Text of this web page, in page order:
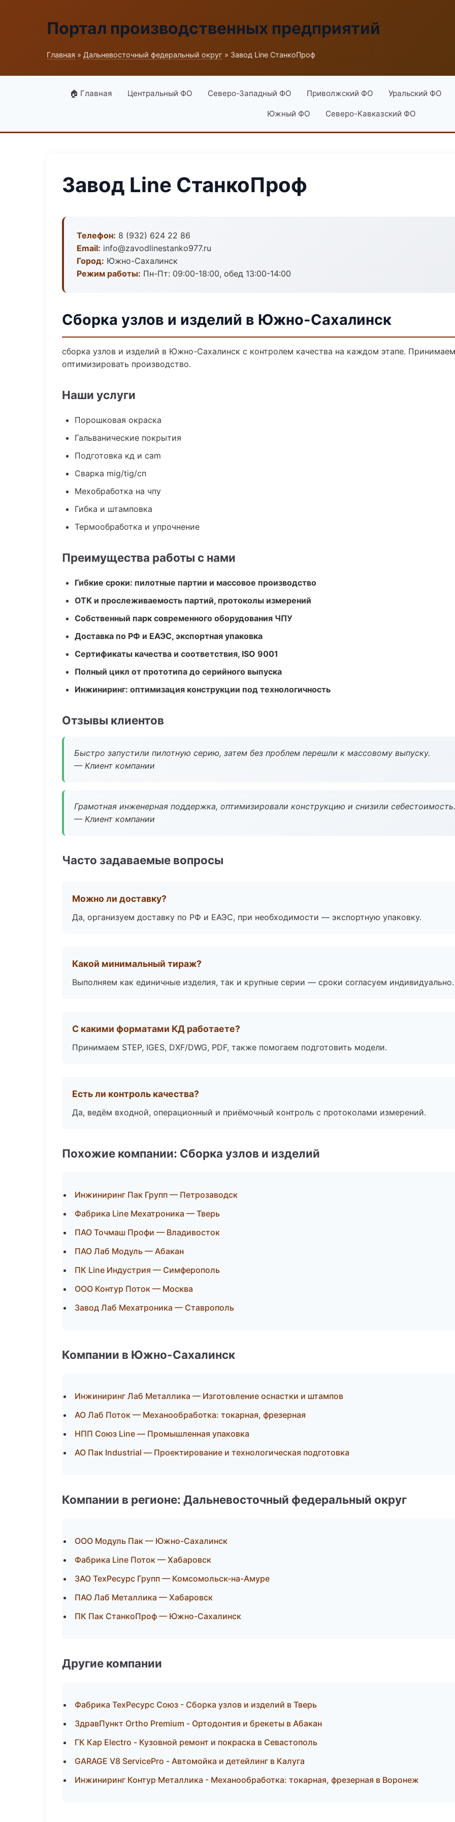
Портал производственных предприятий
Главная » Дальневосточный федеральный округ » Завод Line СтанкоПроф
🏠 Главная Центральный ФО Северо-Западный ФО Приволжский ФО Уральский ФО
Южный ФО Северо-Кавказский ФО
Завод Line СтанкоПроф
Телефон: 8 (932) 624 22 86
Email: info@zavodlinestanko977.ru
Город: Южно-Сахалинск
Режим работы: Пн-Пт: 09:00-18:00, обед 13:00-14:00
Сборка узлов и изделий в Южно-Сахалинск
сборка узлов и изделий в Южно-Сахалинск с контролем качества на каждом этапе.
оптимизировать производство.
Наши услуги
Порошковая окраска
Гальванические покрытия
Подготовка кд и cam
Сварка mig/tig/сп
Мехобработка на чпу
Гибка и штамповка
Термообработка и упрочнение
Преимущества работы с нами
Гибкие сроки: пилотные партии и массовое производство
ОТК и прослеживаемость партий, протоколы измерений
Собственный парк современного оборудования ЧПУ
Доставка по РФ и ЕАЭС, экспортная упаковка
Сертификаты качества и соответствия, ISO 9001
Полный цикл от прототипа до серийного выпуска
Инжиниринг: оптимизация конструкции под технологичность
Отзывы клиентов
Быстро запустили пилотную серию, затем без проблем перешли к массовому выпуску.
— Клиент компании
Грамотная инженерная поддержка, оптимизировали конструкцию и снизили себестоимость.
— Клиент компании
Часто задаваемые вопросы
Можно ли доставку?
Да, организуем доставку по РФ и ЕАЭС, при необходимости — экспортную упаковку.
Какой минимальный тираж?
Выполняем как единичные изделия, так и крупные серии — сроки согласуем индивидуально.
С какими форматами КД работаете?
Принимаем STEP, IGES, DXF/DWG, PDF, также помогаем подготовить модели.
Есть ли контроль качества?
Да, ведём входной, операционный и приёмочный контроль с протоколами измерений.
Похожие компании: Сборка узлов и изделий
Инжиниринг Пак Групп — Петрозаводск
Фабрика Line Мехатроника — Тверь
ПАО Точмаш Профи — Владивосток
ПАО Лаб Модуль — Абакан
ПК Line Индустрия — Симферополь
ООО Контур Поток — Москва
Завод Лаб Мехатроника — Ставрополь
Компании в Южно-Сахалинск
Инжиниринг Лаб Металлика — Изготовление оснастки и штампов
АО Лаб Поток — Механообработка: токарная, фрезерная
НПП Союз Line — Промышленная упаковка
АО Пак Industrial — Проектирование и технологическая подготовка
Компании в регионе: Дальневосточный федеральный округ
ООО Модуль Пак — Южно-Сахалинск
Фабрика Line Поток — Хабаровск
ЗАО ТехРесурс Групп — Комсомольск-на-Амуре
ПАО Лаб Металлика — Хабаровск
ПК Пак СтанкоПроф — Южно-Сахалинск
Другие компании
Фабрика ТехРесурс Союз - Сборка узлов и изделий в Тверь
ЗдравПункт Ortho Premium - Ортодонтия и брекеты в Абакан
ГК Кар Electro - Кузовной ремонт и покраска в Севастополь
GARAGE V8 ServicePro - Автомойка и детейлинг в Калуга
Инжиниринг Контур Металлика - Механообработка: токарная, фрезерная в Воронеж